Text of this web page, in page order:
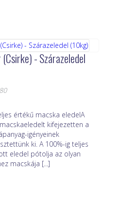
- Szárazeledel
értékű macska eledelA
kifejezetten a
igényeinek
ki. A 100%-ig teljes
eledel pótolja az olyan
macskája [...]